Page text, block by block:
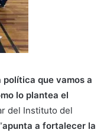
política que vamos a
lo plantea el
del Instituto del
apunta a fortalecer la